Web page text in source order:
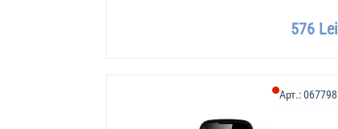
576 Lei
Арт.:067798